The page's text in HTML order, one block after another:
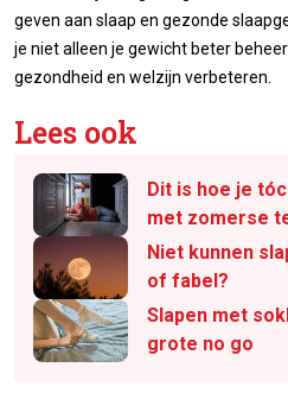
geven aan slaap en gezonde
je niet alleen je gewicht beter
gezondheid en welzijn verbeteren.
Lees ook
Dit is hoe je
met zomerse
Niet kunnen
of fabel?
Slapen met
grote no go